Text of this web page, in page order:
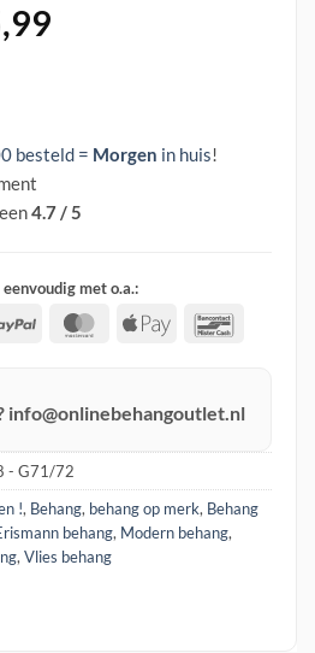
Huidige
besteld = Morgen in huis!
4.7 / 5
met o.a.:
PayPal MasterCard
Apple
info@onlinebehangoutlet.nl
- G71/72
!, Behang, behang op merk, Behang
behang, Modern behang,
, Vlies behang